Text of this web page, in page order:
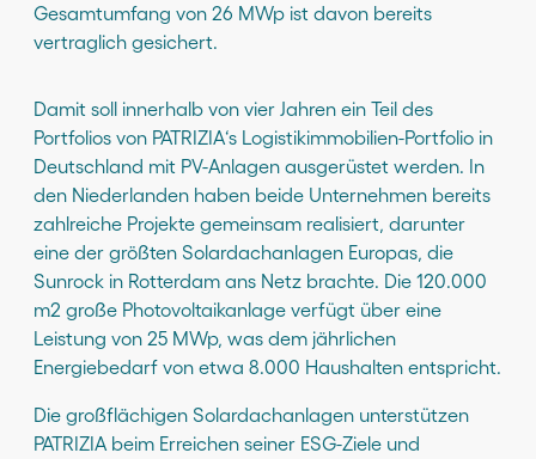
Gesamtumfang von 26 MWp ist davon bereits
vertraglich gesichert.
Damit soll innerhalb von vier Jahren ein Teil des
Portfolios von PATRIZIA‘s Logistikimmobilien-Portfolio in
Deutschland mit PV-Anlagen ausgerüstet werden. In
den Niederlanden haben beide Unternehmen bereits
zahlreiche Projekte gemeinsam realisiert, darunter
eine der größten Solardachanlagen Europas, die
Sunrock in Rotterdam ans Netz brachte. Die 120.000
m2 große Photovoltaikanlage verfügt über eine
Leistung von 25 MWp, was dem jährlichen
Energiebedarf von etwa 8.000 Haushalten entspricht.
Die großflächigen Solardachanlagen unterstützen
PATRIZIA beim Erreichen seiner ESG-Ziele und